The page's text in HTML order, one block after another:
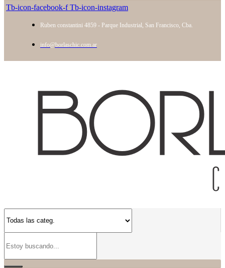
Tb-icon-facebook-f Tb-icon-instagram
Ruben constantini 4859 - Parque Industrial, San Francisco, Cba.
info@borlaschic.com.ar